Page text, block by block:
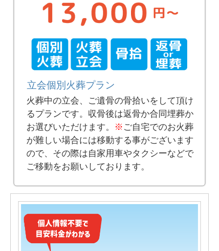
立会個別火葬プラン
火葬中の立会、ご遺骨の骨拾いをして頂け
るプランです。収骨後は返骨か合同埋葬か
お選びいただけます。 ※ ご自宅でのお火葬
が難しい場合には移動する事がございます
ので、その際は自家用車やタクシーなどで
ご移動をお願いしております。